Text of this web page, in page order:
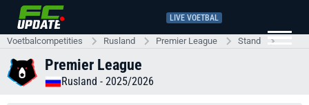
LIVE VOETBAL
Voetbalcompetities Rusland Premier League Stand
Premier League
Rusland - 2025/2026